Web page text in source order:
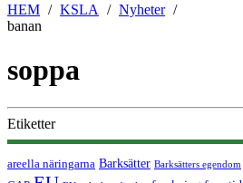
HEM / KSLA / Nyheter /
banan
soppa
Etiketter
areella näringarna Barksätter Barksätters egendom